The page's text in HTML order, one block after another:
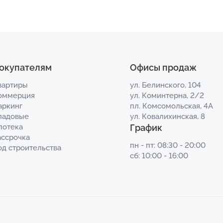
строительства
Офисы продаж
ул. Белинского, 104
ул. Коминтерна, 2/2
пл. Комсомольская, 4А
ул. Ковалихинская, 8
График
пн - пт: 08:30 - 20:00
сб: 10:00 - 16:00